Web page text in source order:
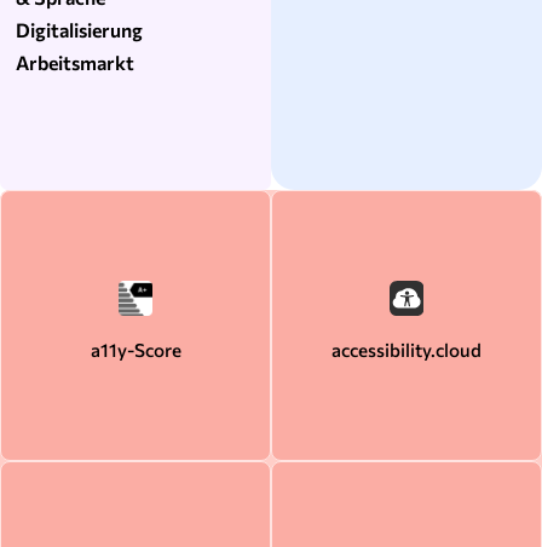
Digitalisierung
Arbeitsmarkt
a11y-Score accessibility.cloud